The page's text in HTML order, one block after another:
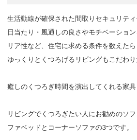
生活動線が確保された間取りセキュリテ
日当たり・風通しの良さやモチベーショ
リア性など、住宅に求める条件を数えたら
ゆっくりとくつろげるリビングもこだわり
癒しのくつろぎ時間を演出してくれる家具
リビングでくつろぎたい人にお勧めのソ
ファベッドとコーナーソファの3つです。